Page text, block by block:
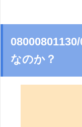
なのか？